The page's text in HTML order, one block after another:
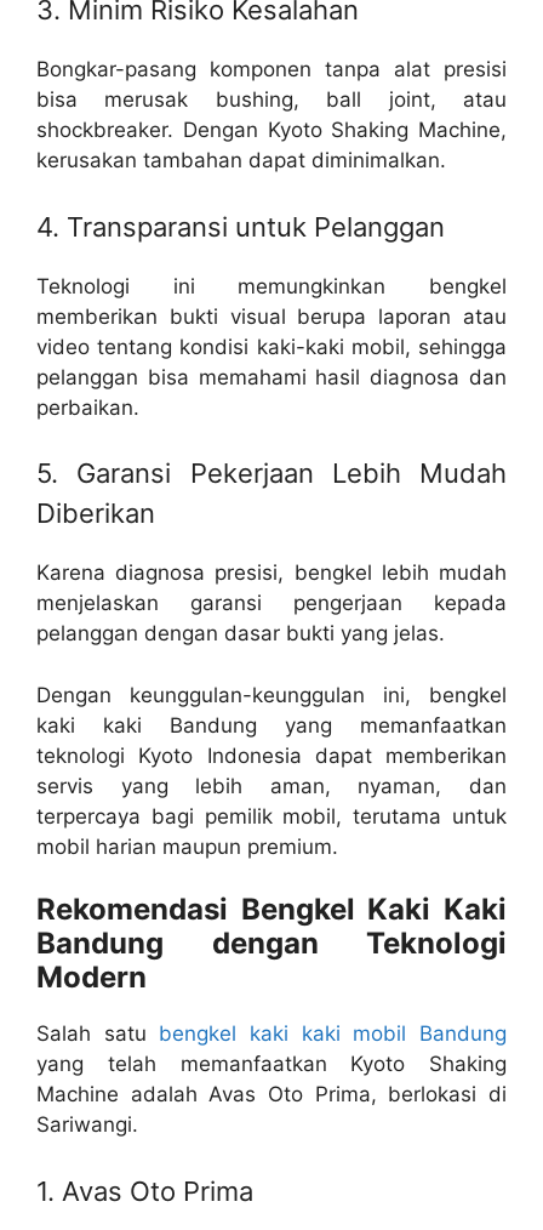
3. Minim Risiko Kesalahan
Bongkar-pasang komponen tanpa alat presisi
bisa merusak bushing, ball joint, atau
shockbreaker. Dengan Kyoto Shaking Machine,
kerusakan tambahan dapat diminimalkan.
4. Transparansi untuk Pelanggan
Teknologi ini memungkinkan bengkel
memberikan bukti visual berupa laporan atau
video tentang kondisi kaki-kaki mobil, sehingga
pelanggan bisa memahami hasil diagnosa dan
perbaikan.
5. Garansi Pekerjaan Lebih Mudah
Diberikan
Karena diagnosa presisi, bengkel lebih mudah
menjelaskan garansi pengerjaan kepada
pelanggan dengan dasar bukti yang jelas.
Dengan keunggulan-keunggulan ini, bengkel
kaki kaki Bandung yang memanfaatkan
teknologi Kyoto Indonesia dapat memberikan
servis yang lebih aman, nyaman, dan
terpercaya bagi pemilik mobil, terutama untuk
mobil harian maupun premium.
Rekomendasi Bengkel Kaki Kaki
Bandung dengan Teknologi
Modern
Salah satu bengkel kaki kaki mobil Bandung
yang telah memanfaatkan Kyoto Shaking
Machine adalah Avas Oto Prima, berlokasi di
Sariwangi.
1. Avas Oto Prima